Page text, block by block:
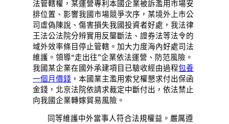
法管轄權，某運營專利本國企業被訴濫用市場安
排位置、影響我國市場競爭次序，某境外上市公
司虛偽陳說、傷害損失我國投資者好處，我法律
王法公法院分辨實用反壟斷法、證券法等法令的
域外效率條目停止管轄。加大力度海內好處司法
維護。領導“走出往”企業依法運營、防范風險。
我國某企業在國外承建項目已驗收經由過程包養
一個月價錢 ，本國業主濫用索兌權懇求付出保函
金錢，北京法院依請求裁定中斷付出，依法禁止
向我國企業轉嫁貿易風險。
同等維護中外當事人符合法規權益。嚴厲遵